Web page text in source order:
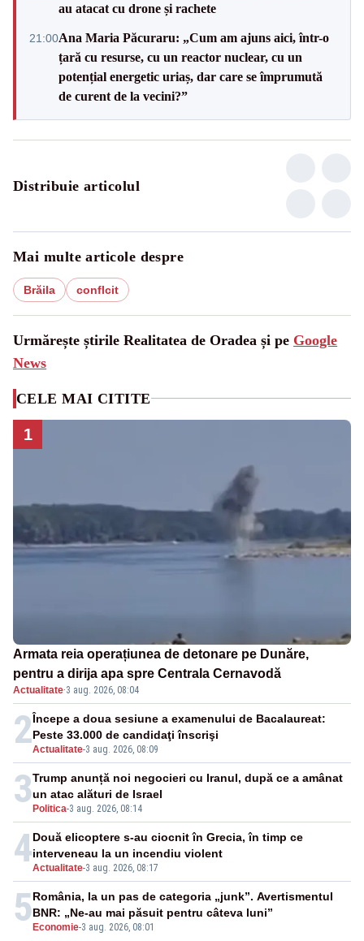
au atacat cu drone și rachete
21:00Ana Maria Păcuraru: „Cum am ajuns aici, într-o
țară cu resurse, cu un reactor nuclear, cu un
potențial energetic uriaș, dar care se împrumută
de curent de la vecini?”
Distribuie articolul
Mai multe articole despre
Brăila conflcit
Urmărește știrile Realitatea de Oradea și pe Google
News
CELE MAI CITITE
1
Armata reia operațiunea de detonare pe Dunăre,
pentru a dirija apa spre Centrala Cernavodă
Actualitate·3 aug. 2026, 08:04
2Actualitate-3 aug. 2026, 08:09
Începe a doua sesiune a examenului de Bacalaureat:
Peste 33.000 de candidaţi înscrişi
3 Politica-3 aug. 2026, 08:14
Trump anunță noi negocieri cu Iranul, după ce a amânat
un atac alături de Israel
4Actualitate-3 aug. 2026, 08:17
Două elicoptere s-au ciocnit în Grecia, în timp ce
interveneau la un incendiu violent
5 Economie-3 aug. 2026, 08:01
România, la un pas de categoria „junk”. Avertismentul
BNR: „Ne-au mai păsuit pentru câteva luni”